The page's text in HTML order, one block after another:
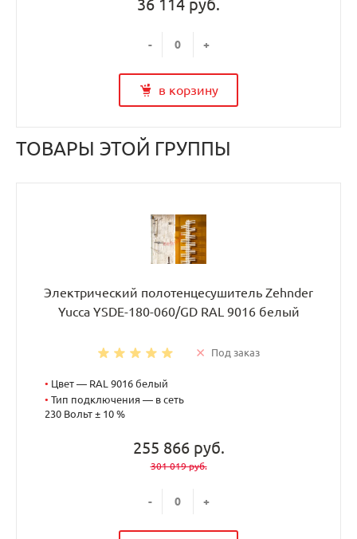
36 114 руб.
- +
в корзину
ТОВАРЫ ЭТОЙ ГРУППЫ
Электрический полотенцесушитель Zehnder
Yucca YSDE-180-060/GD RAL 9016 белый
Под заказ
• Цвет — RAL 9016 белый
• Тип подключения — в сеть
230 Вольт ± 10 %
255 866 руб.
301 019 руб.
- +